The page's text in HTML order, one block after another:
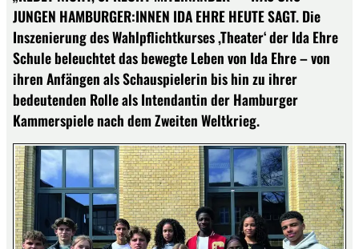
JUNGEN HAMBURGER:INNEN IDA EHRE HEUTE SAGT. Die
Inszenierung des Wahlpflichtkurses ,Theater‘ der Ida Ehre
Schule beleuchtet das bewegte Leben von Ida Ehre – von
ihren Anfängen als Schauspielerin bis hin zu ihrer
bedeutenden Rolle als Intendantin der Hamburger
Kammerspiele nach dem Zweiten Weltkrieg.